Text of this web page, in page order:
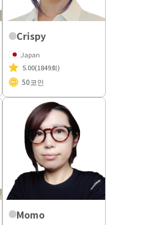
Crispy
Japan
5.00(1849회)
50코인
Momo